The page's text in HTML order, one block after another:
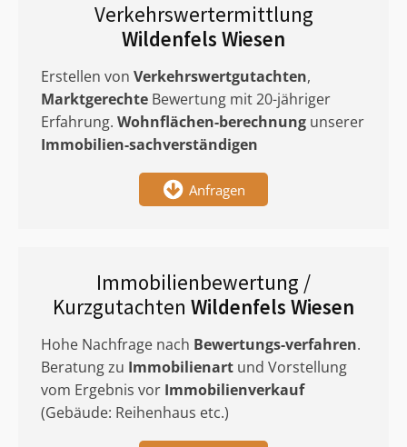
Verkehrswertermittlung
Wildenfels Wiesen
Erstellen von Verkehrswertgutachten,
Marktgerechte Bewertung mit 20-jähriger
Erfahrung. Wohnflächen-berechnung unserer
Immobilien-sachverständigen
Anfragen
Immobilienbewertung /
Kurzgutachten Wildenfels Wiesen
Hohe Nachfrage nach Bewertungs-verfahren.
Beratung zu Immobilienart und Vorstellung
vom Ergebnis vor Immobilienverkauf
(Gebäude: Reihenhaus etc.)